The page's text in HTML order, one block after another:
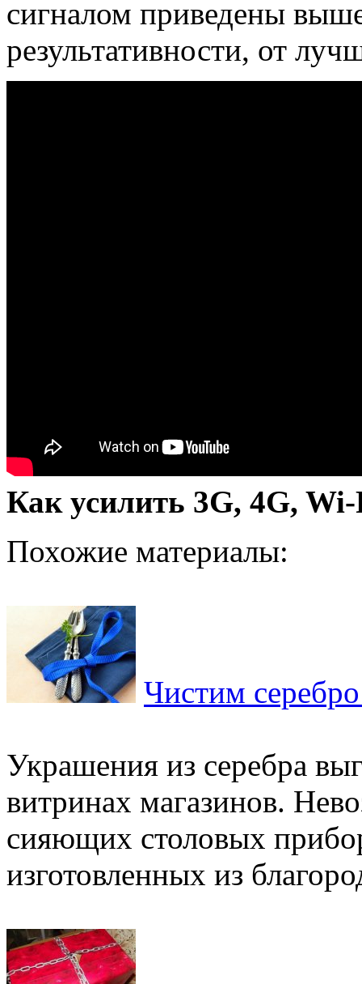
сигналом приведены
результативности, от
Как усилить 3G, 4G,
Похожие материалы:
Чистим
Украшения из серебра
витринах магазинов.
сияющих столовых
изготовленных из